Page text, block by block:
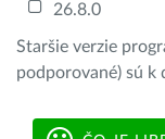
26.8.0
Staršie verzie
podporované) sú k